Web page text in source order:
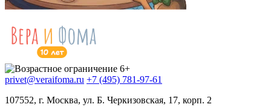
privet@veraifoma.ru +7 (495) 781-97-61
107552, г. Москва, ул. Б. Черкизовская, 17, корп. 2